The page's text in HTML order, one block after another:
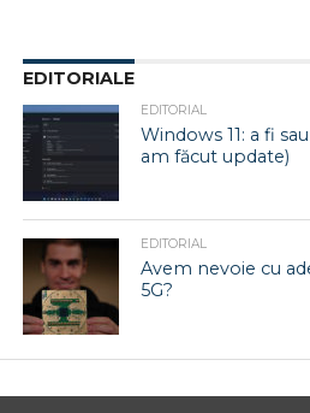
EDITORIALE
EDITORIAL
Windows 11: a fi
am făcut update)
EDITORIAL
Avem nevoie cu
5G?